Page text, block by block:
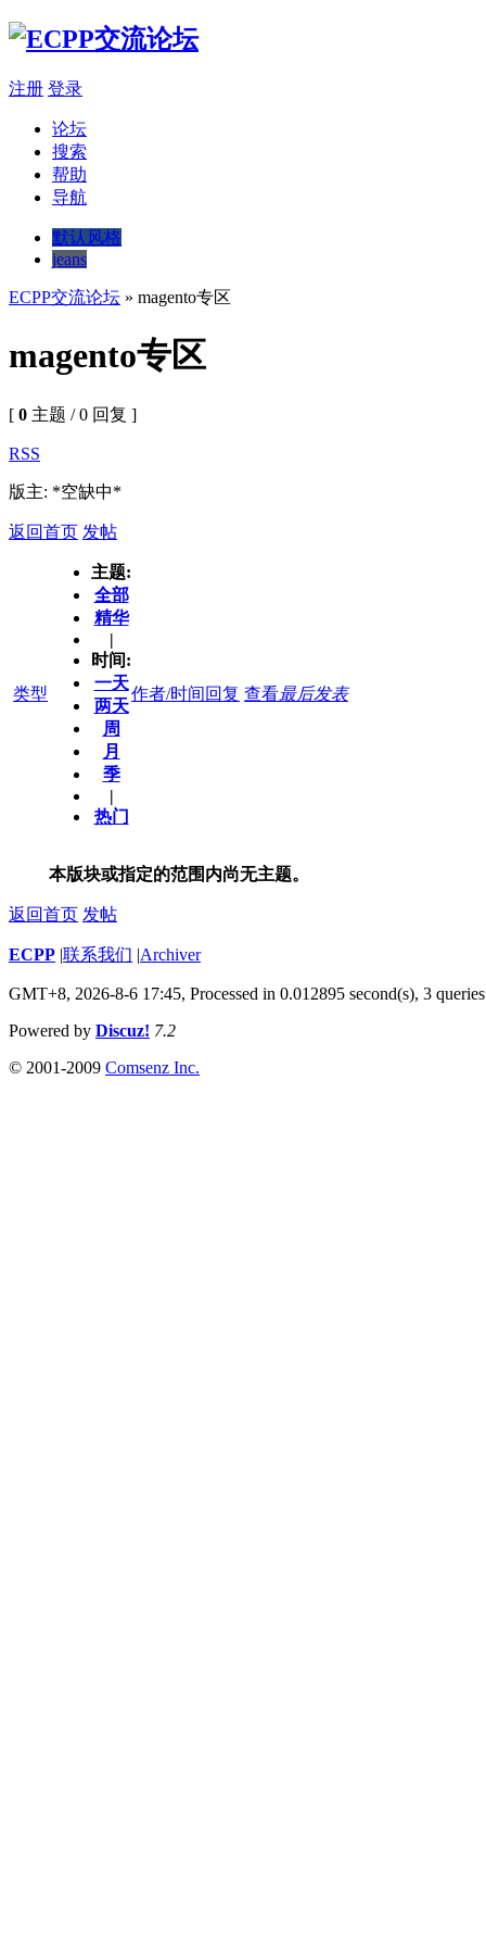
注册 登录
论坛
搜索
帮助
导航
默认风格
jeans
ECPP交流论坛 » magento专区
magento专区
[ 0 主题 / 0 回复 ]
RSS
版主: *空缺中*
返回首页 发帖
类型
主题:
全部
精华
|
时间:
一天
两天
周
月
季
|
热门
作者/时间 回复 查看最后发表
本版块或指定的范围内尚无主题。
返回首页 发帖
ECPP |联系我们 |Archiver
GMT+8, 2026-8-6 17:45, Processed in 0.012895 second(s), 3 queries
Powered by Discuz! 7.2
© 2001-2009 Comsenz Inc.